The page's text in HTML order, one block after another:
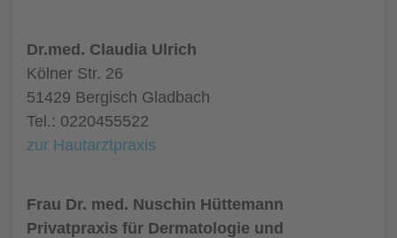
Dr.med. Claudia Ulrich
Kölner Str. 26
51429 Bergisch Gladbach
Tel.: 0220455522
zur Hautarztpraxis
Frau Dr. med. Nuschin Hüttemann
Privatpraxis für Dermatologie und